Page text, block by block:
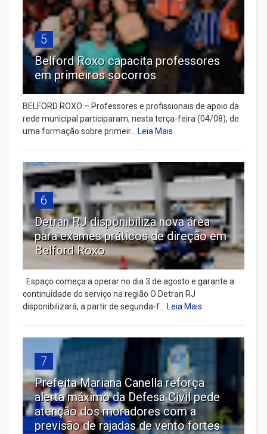
5
Belford Roxo capacita professores
em primeiros socorros
BELFORD ROXO – Professores e profissionais de apoio da
rede municipal participaram, nesta terça-feira (04/08), de
uma formação sobre primeir...
Leia Mais
6
Detran RJ disponibiliza nova área
para exames práticos de direção em
Belford Roxo
Espaço começa a operar no dia 3 de agosto e garante a
continuidade do serviço na região O Detran RJ
disponibilizará, a partir de segunda-f...
Leia Mais
7
Prefeita Mariana Canella reforça
alerta máximo da Defesa Civil pede
atenção dos moradores com a
previsão de rajadas de vento fortes